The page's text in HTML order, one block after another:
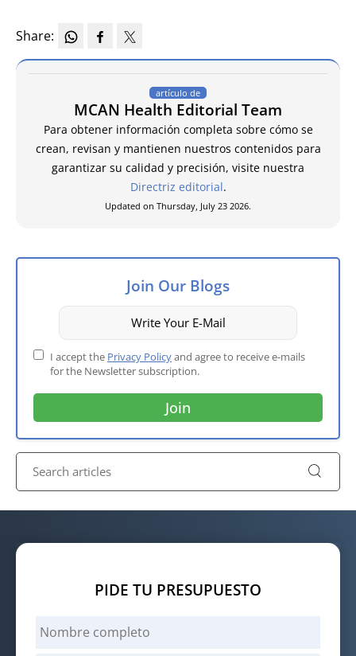
Share:
artículo de
MCAN Health Editorial Team
Para obtener información completa sobre cómo se
crean, revisan y mantienen nuestros contenidos para
garantizar su calidad y precisión, visite nuestra
Directriz editorial.
Updated on Thursday, July 23 2026.
Join Our Blogs
I accept the Privacy Policyand agree to receive e-mails
for the Newsletter subscription.
PIDE TU PRESUPUESTO